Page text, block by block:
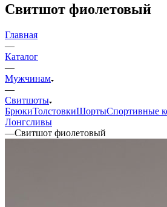
Свитшот фиолетовый
Главная
—
Каталог
—
Мужчинам
—
Свитшоты
БрюкиТолстовкиШортыСпортивные
Лонгсливы
—Свитшот фиолетовый